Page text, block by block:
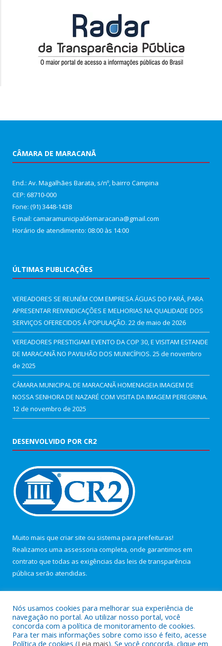
CÂMARA DE MARACANÃ
End.: Av. Magalhães Barata, s/nº, bairro Campina
CEP: 68710-000
Fone: (91) 3448-1438
E-mail: camaramunicipaldemaracana@gmail.com
Horário de atendimento: 08:00 às 14:00
ÚLTIMAS PUBLICAÇÕES
VEREADORES SE REUNÉM COM EMPRESA ÁGUAS DO PARÁ, PARA
APRESENTAR REIVINDICAÇÕES E MELHORIAS NA QUALIDADE DOS
SERVIÇOS OFERECIDOS Á POPULAÇÃO. 22 de maio de 2026
VEREADORES PRESTIGIAM EVENTO DA COP 30, E VISITAM ESTANDE
DE MARACANÃ NO PAVILHÃO DOS MUNICÍPIOS. 25 de novembro
de 2025
CÂMARA MUNICIPAL DE MARACANÃ HOMENAGEIA IMAGEM DE
NOSSA SENHORA DE NAZARÉ COM VISITA DA IMAGEM PEREGRINA.
12 de novembro de 2025
DESENVOLVIDO POR CR2
Muito mais que criar site ou sistema para prefeituras!
Realizamos uma assessoria completa, onde garantimos em
contrato que todas as exigências das leis de transparência
pública serão atendidas.
Nós usamos cookies para melhorar sua experiência de
navegação no portal. Ao utilizar nosso portal, você
concorda com a política de monitoramento de cookies.
Para ter mais informações sobre como isso é feito, acesse
Política de cookies (Leia mais). Se você concorda, clique em